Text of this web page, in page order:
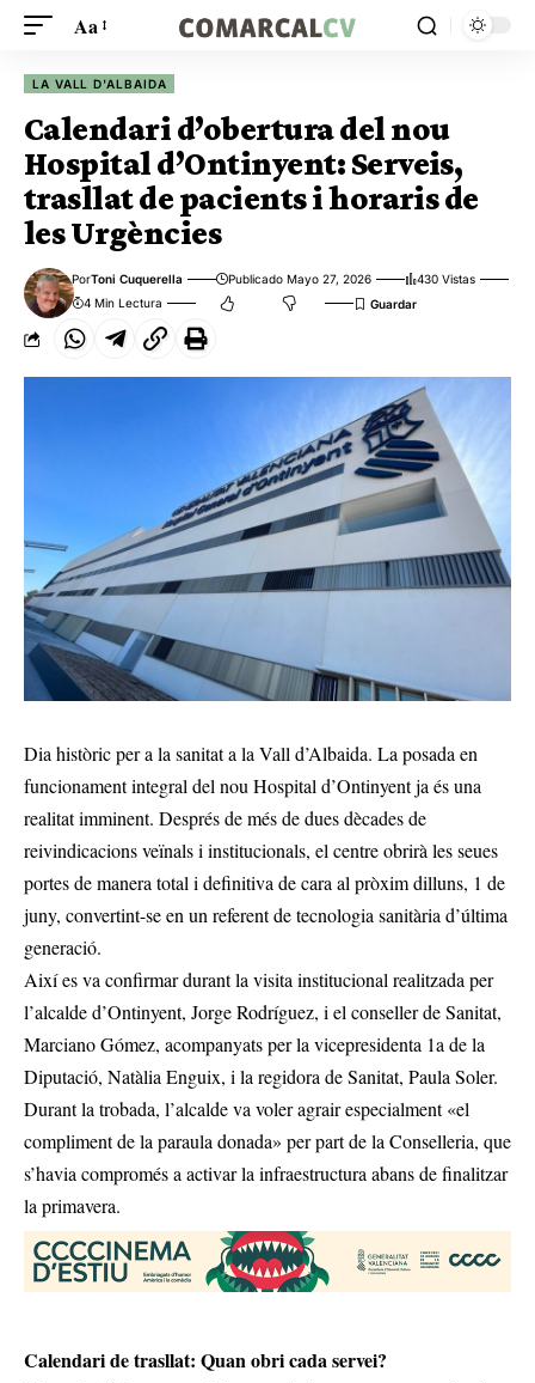
Aa
LA VALL D'ALBAIDA
Calendari d’obertura del nou
Hospital d’Ontinyent: Serveis,
trasllat de pacients i horaris de
les Urgències
PorToni Cuquerella Publicado Mayo 27, 2026
430 Vistas
4 Min Lectura
Dia històric per a la sanitat a la Vall d’Albaida. La posada en
funcionament integral del nou Hospital d’Ontinyent ja és una
realitat imminent. Després de més de dues dècades de
reivindicacions veïnals i institucionals, el centre obrirà les seues
portes de manera total i definitiva de cara al pròxim dilluns, 1 de
juny, convertint-se en un referent de tecnologia sanitària d’última
generació.
Així es va confirmar durant la visita institucional realitzada per
l’alcalde d’Ontinyent, Jorge Rodríguez, i el conseller de Sanitat,
Marciano Gómez, acompanyats per la vicepresidenta 1a de la
Diputació, Natàlia Enguix, i la regidora de Sanitat, Paula Soler.
Durant la trobada, l’alcalde va voler agrair especialment «el
compliment de la paraula donada» per part de la Conselleria, que
s’havia compromés a activar la infraestructura abans de finalitzar
la primavera.
Calendari de trasllat: Quan obri cada servei?